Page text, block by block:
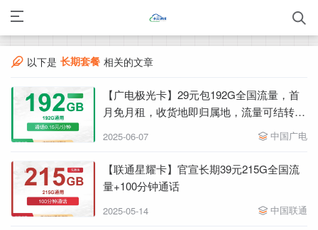
以下是 长期套餐 相关的文章
【广电极光卡】29元包192G全国流量，首
月免月租，收货地即归属地，流量可结转，
2025-06-07 中国广电
【联通星耀卡】官宣长期39元215G全国流
量+100分钟通话
2025-05-14 中国联通